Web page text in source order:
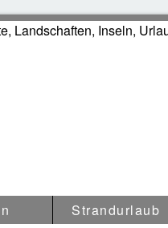
Europa
Strandurlaub